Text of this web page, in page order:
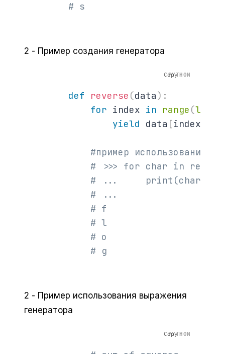
# s
2 - Пример создания генератора
def reverse (data) :
for index in range (len
yield data [index
#пример использования
# >>> for char in
# ...     print(char)
# ...
# f
# l
# o
# g
Copy
2 - Пример использования выражения
генератора
Copy